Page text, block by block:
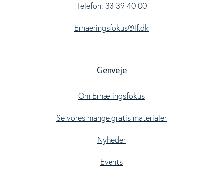
Telefon: 33 39 40 00
Ernaeringsfokus@lf.dk
Genveje
Om Ernæringsfokus
Se vores mange gratis materialer
Nyheder
Events